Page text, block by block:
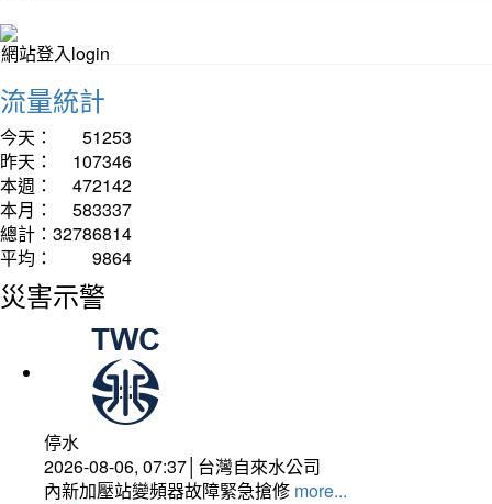
網站登入login
流量統計
今天：
51253
昨天：
107346
本週：
472142
本月：
583337
總計： 32786814
平均：
9864
災害示警
停水
2026-08-06, 07:37│台灣自來水公司
內新加壓站變頻器故障緊急搶修 more...